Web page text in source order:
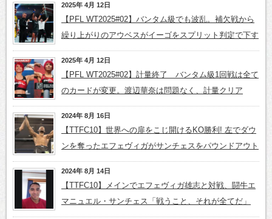
2025年 4月 12日
【PFL WT2025#02】バンタム級でも波乱。補欠戦から
繰り上がりのアウベスがイーゴをスプリット判定で下す
2025年 4月 12日
【PFL WT2025#02】計量終了 バンタム級1回戦は全て
のカードが変更。渡辺華奈は問題なく、計量クリア
2024年 8月 16日
【TTFC10】世界への扉をこじ開けるKO勝利! 左でダウ
ンを奪ったエフェヴィガがサンチェスをパウンドアウト
2024年 8月 14日
【TTFC10】メインでエフェヴィガ雄志と対戦、闘牛エ
マニュエル・サンチェス「戦うこと、それが全てだ」